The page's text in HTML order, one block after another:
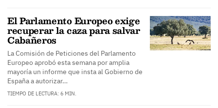
El Parlamento Europeo exige
recuperar la caza para salvar
Cabañeros
La Comisión de Peticiones del Parlamento
Europeo aprobó esta semana por amplia
mayoría un informe que insta al Gobierno de
España a autorizar…
TIEMPO DE LECTURA: 6 MIN.